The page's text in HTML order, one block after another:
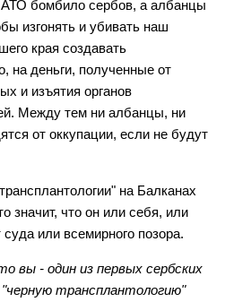
бомбило сербов, а албанцы
изгонять и убивать наш
края создавать
на деньги, полученные от
и изъятия органов
Между тем ни албанцы, ни
от оккупации, если не будут
на Балканах
значит, что он или себя, или
или всемирного позора.
вы - один из первых сербских
трансплантологию"